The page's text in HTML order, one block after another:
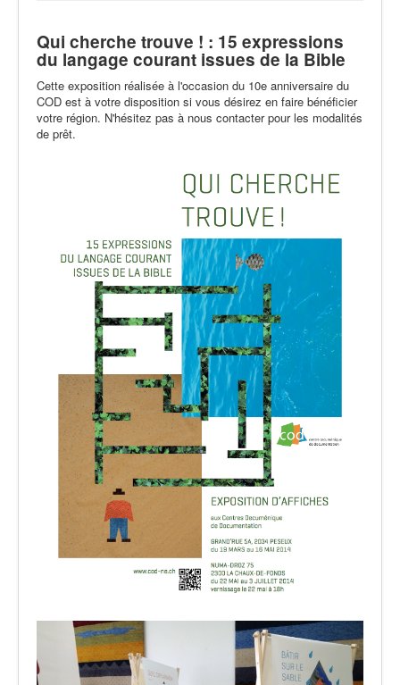
Qui cherche trouve ! : 15 expressions
du langage courant issues de la Bible
Cette exposition réalisée à l'occasion du 10e anniversaire du
COD est à votre disposition si vous désirez en faire bénéficier
votre région. N'hésitez pas à nous contacter pour les modalités
de prêt.